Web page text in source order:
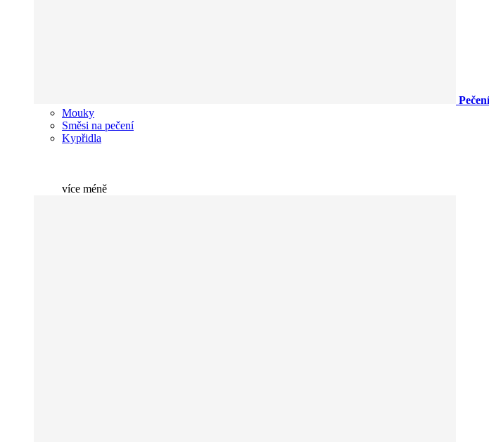
Pečení
Mouky
Směsi na pečení
Kypřidla
více méně